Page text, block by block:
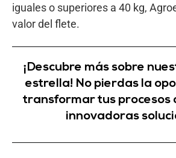
iguales o superiores a 40 kg,
valor del flete.
¡Descubre más sobre
estrella! No pierdas la
transformar tus procesos
innovadoras